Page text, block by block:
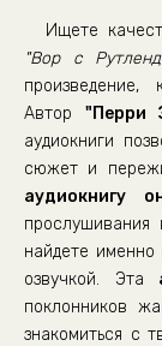
05_020
05_021
05_022
05_024
05_025
05_026
05_027
Ищете
"Вор с
произведение,
Автор "Перри
аудиокниги
сюжет и
аудиокнигу
найдете именно
озвучкой. Эта
поклонников
знакомиться с